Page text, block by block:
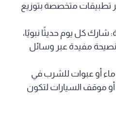
تطبيقات متخصصة بتوزيع
شارك كل يوم حديثًا نبويًا،
نصيحة مفيدة عبر وسائل
ماء أو عبوات للشرب في
موقف السيارات لتكون